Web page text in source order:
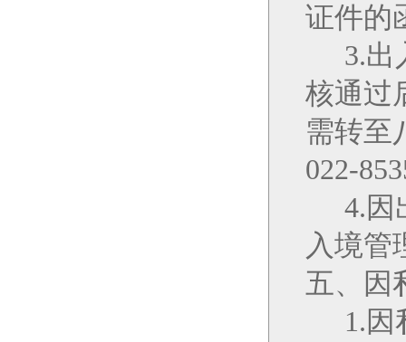
证件的
3.出
核通过
需转至
022-
4.因
入境管
五、因
1.因